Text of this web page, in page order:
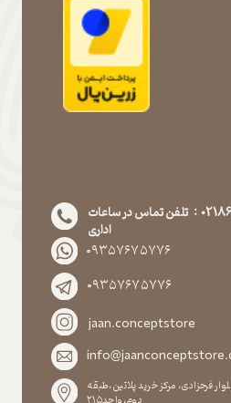
02186090283 : تلفن تماس در ساعات
اداری
۰۹۳۵۷۶۷۵۷۷۶
۰۹۳۵۷۶۷۵۷۷۶
jaan.conceptstore
فرحزادی، مرکز خرید پلاتین،طبقه
دوم،واحد۲۱۵